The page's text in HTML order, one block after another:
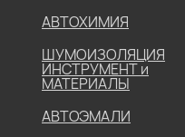
АВТОХИМИЯ
ШУМОИЗОЛЯЦИЯ
ИНСТРУМЕНТ и
МАТЕРИАЛЫ
АВТОЭМАЛИ